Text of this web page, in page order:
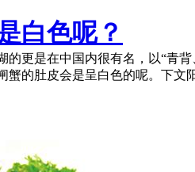
白色呢？
的更是在中国内很有名，以“青
蟹的肚皮会是呈白色的呢。下